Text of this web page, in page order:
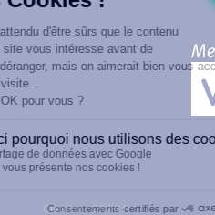
Création :DAJM.fr